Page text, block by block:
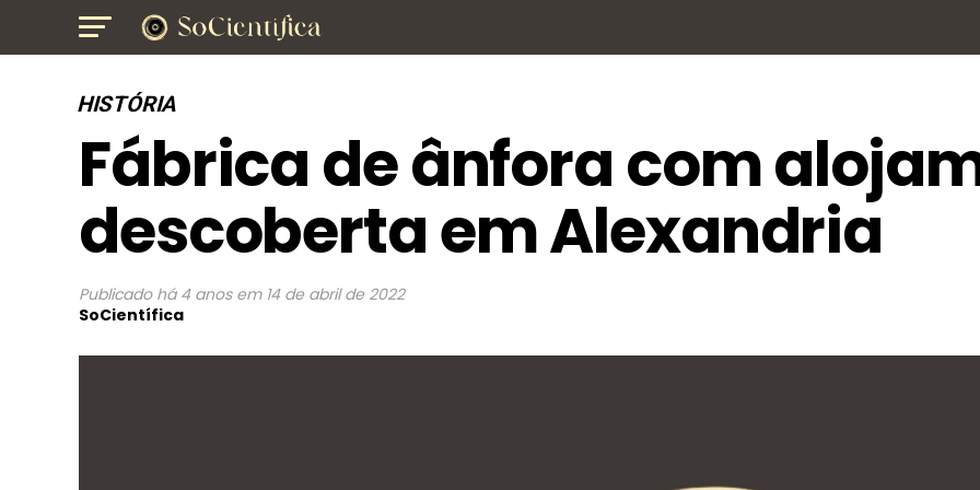
HISTÓRIA
Fábrica de ânfora com
descoberta em Alexandria
Publicado há 4 anos em 14 de abril de 2022
SoCientífica